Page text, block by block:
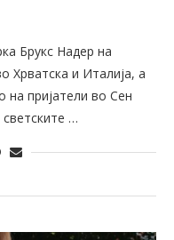
Брукс Надер на
Хрватска и Италија, а
на пријатели во Сен
…